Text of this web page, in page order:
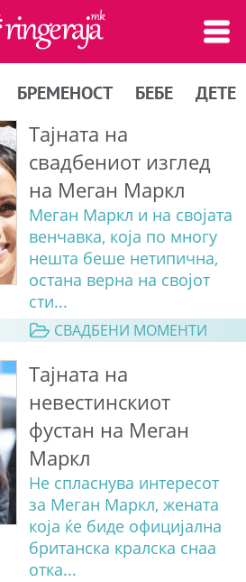
БРЕМЕНОСТ БЕБЕ ДЕТЕ
Тајната на
свадбениот изглед
на Меган Маркл
Меган Маркл и на својата
венчавка, која по многу
нешта беше нетипична,
остана верна на својот
сти...
СВАДБЕНИ МОМЕНТИ
Тајната на
невестинскиот
фустан на Меган
Маркл
Не спласнува интересот
за Меган Маркл, жената
која ќе биде официјална
британска кралска снаа
отка...